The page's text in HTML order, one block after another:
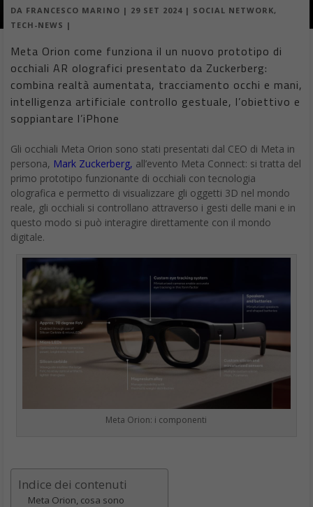
DA FRANCESCO MARINO | 29 SET 2024 | SOCIAL NETWORK,
TECH-NEWS |
Meta Orion come funziona il un nuovo prototipo di
occhiali AR olografici presentato da Zuckerberg:
combina realtà aumentata, tracciamento occhi e mani,
intelligenza artificiale controllo gestuale, l’obiettivo e
soppiantare l’iPhone
Gli occhiali Meta Orion sono stati presentati dal CEO di Meta in
persona, Mark Zuckerberg, all’evento Meta Connect: si tratta del
primo prototipo funzionante di occhiali con tecnologia
olografica e permetto di visualizzare gli oggetti 3D nel mondo
reale, gli occhiali si controllano attraverso i gesti delle mani e in
questo modo si può interagire direttamente con il mondo
digitale.
Meta Orion: i componenti
Indice dei contenuti
Meta Orion, cosa sono